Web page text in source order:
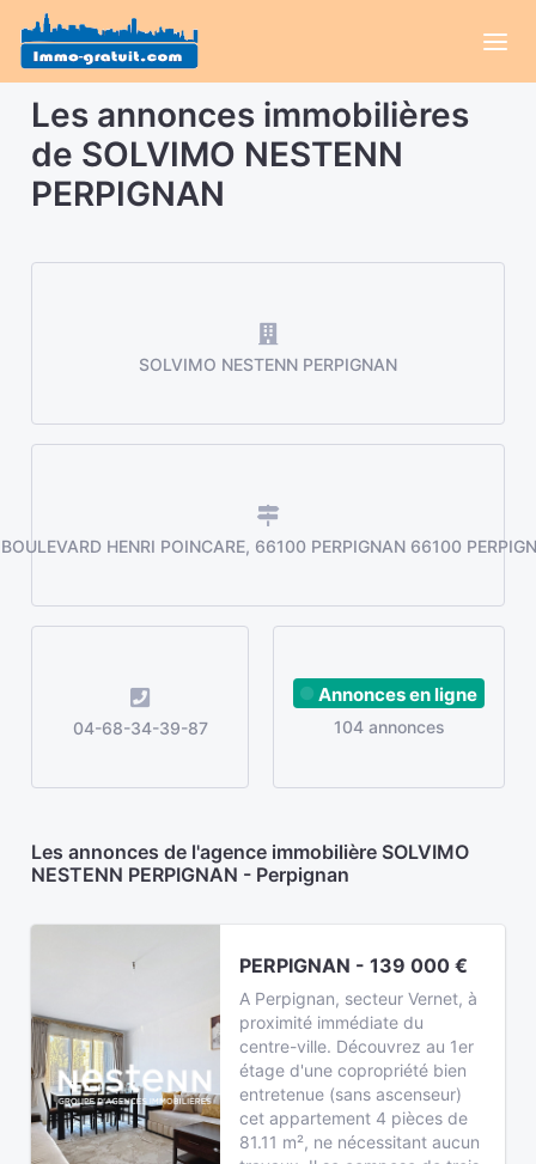
Les annonces immobilières
de SOLVIMO NESTENN
PERPIGNAN
SOLVIMO NESTENN PERPIGNAN
HENRI POINCARE, 66100 PERPIGNAN 66100
04-68-34-39-87
Annonces en ligne
104 annonces
Les annonces de l'agence immobilière SOLVIMO
NESTENN PERPIGNAN - Perpignan
PERPIGNAN - 139 000 €
A Perpignan, secteur Vernet, à
proximité immédiate du
centre-ville. Découvrez au 1er
étage d'une copropriété bien
entretenue (sans ascenseur)
cet appartement 4 pièces de
81.11 m², ne nécessitant aucun